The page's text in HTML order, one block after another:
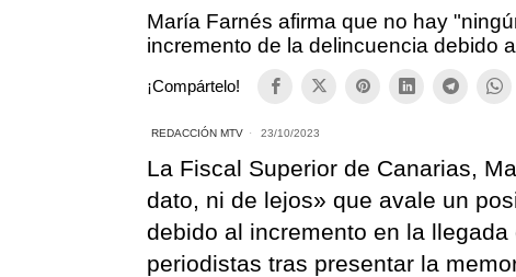
María Farnés afirma que no hay
incremento de la delincuencia debido
¡Compártelo!
REDACCIÓN MTV 23/10/2023
La Fiscal Superior de Canarias,
dato, ni de lejos» que avale un
debido al incremento en la
periodistas tras presentar la